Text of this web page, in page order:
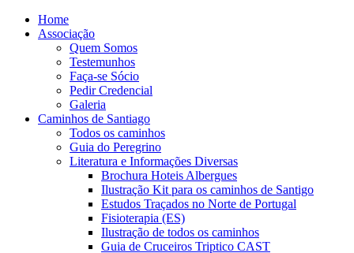
Home
Associação
Quem Somos
Testemunhos
Faça-se Sócio
Pedir Credencial
Galeria
Caminhos de Santiago
Todos os caminhos
Guia do Peregrino
Literatura e Informações Diversas
Brochura Hoteis Albergues
Ilustração Kit para os caminhos de Santigo
Estudos Traçados no Norte de Portugal
Fisioterapia (ES)
Ilustração de todos os caminhos
Guia de Cruceiros Triptico CAST